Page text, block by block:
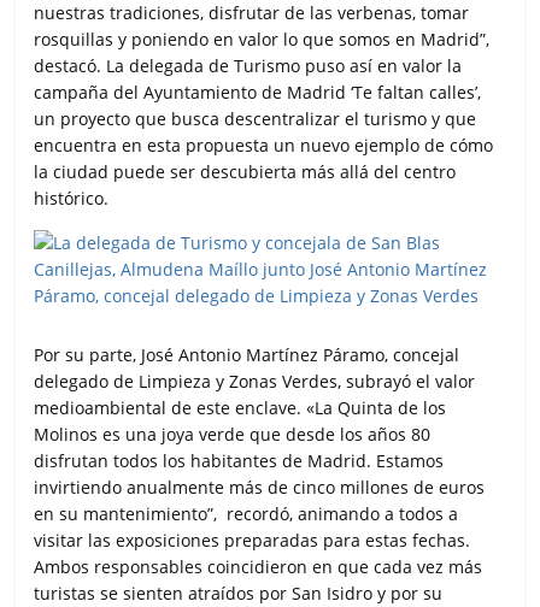
nuestras tradiciones, disfrutar de las verbenas, tomar
rosquillas y poniendo en valor lo que somos en Madrid”,
destacó. La delegada de Turismo puso así en valor la
campaña del Ayuntamiento de Madrid ‘Te faltan calles’,
un proyecto que busca descentralizar el turismo y que
encuentra en esta propuesta un nuevo ejemplo de cómo
la ciudad puede ser descubierta más allá del centro
histórico.
Por su parte, José Antonio Martínez Páramo, concejal
delegado de Limpieza y Zonas Verdes, subrayó el valor
medioambiental de este enclave. «La Quinta de los
Molinos es una joya verde que desde los años 80
disfrutan todos los habitantes de Madrid. Estamos
invirtiendo anualmente más de cinco millones de euros
en su mantenimiento”, recordó, animando a todos a
visitar las exposiciones preparadas para estas fechas.
Ambos responsables coincidieron en que cada vez más
turistas se sienten atraídos por San Isidro y por su